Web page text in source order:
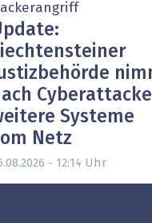
Cyberattacke
Systeme
Netz
- 12:14 Uhr